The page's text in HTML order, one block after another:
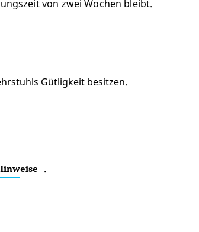
von zwei Wochen bleibt.
Gütligkeit besitzen.
.